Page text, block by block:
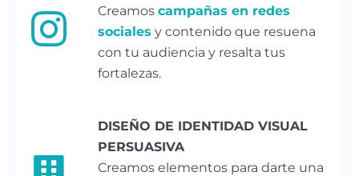
Creamos campañas en redes
sociales y contenido que resuena
con tu audiencia y resalta tus
fortalezas.
DISEÑO DE IDENTIDAD VISUAL
PERSUASIVA
Creamos elementos para darte una